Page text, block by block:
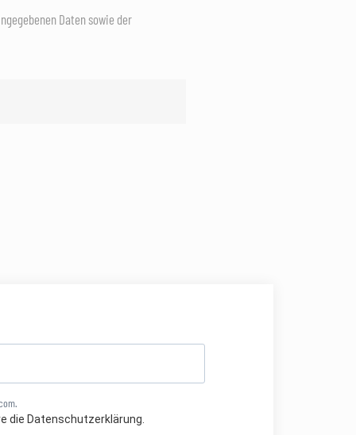
Daten sowie der
die Datenschutzerklärung.